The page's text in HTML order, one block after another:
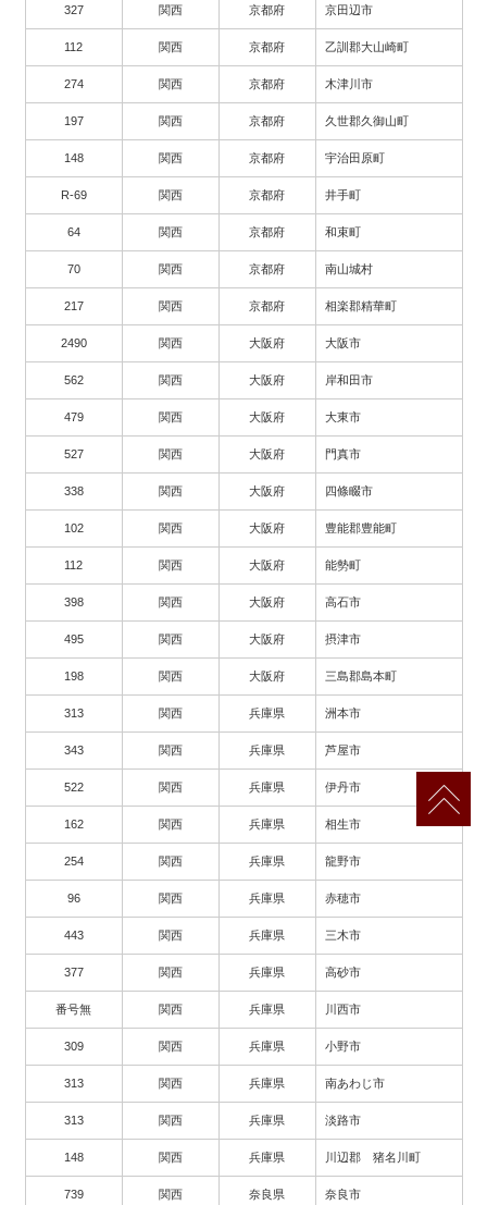
327 関西 京都府 京田辺市
112 関西 京都府 乙訓郡大山崎町
274 関西 京都府 木津川市
197 関西 京都府 久世郡久御山町
148 関西 京都府 宇治田原町
R-69 関西 京都府 井手町
64 関西 京都府 和束町
70 関西 京都府 南山城村
217 関西 京都府 相楽郡精華町
2490 関西 大阪府 大阪市
562 関西 大阪府 岸和田市
479 関西 大阪府 大東市
527 関西 大阪府 門真市
338 関西 大阪府 四條畷市
102 関西 大阪府 豊能郡豊能町
112 関西 大阪府 能勢町
398 関西 大阪府 高石市
495 関西 大阪府 摂津市
198 関西 大阪府 三島郡島本町
313 関西 兵庫県 洲本市
343 関西 兵庫県 芦屋市
522 関西 兵庫県 伊丹市
162 関西 兵庫県 相生市
254 関西 兵庫県 龍野市
96 関西 兵庫県 赤穂市
443 関西 兵庫県 三木市
377 関西 兵庫県 高砂市
番号無 関西 兵庫県 川西市
309 関西 兵庫県 小野市
313 関西 兵庫県 南あわじ市
313 関西 兵庫県 淡路市
148 関西 兵庫県 川辺郡 猪名川町
739 関西 奈良県 奈良市